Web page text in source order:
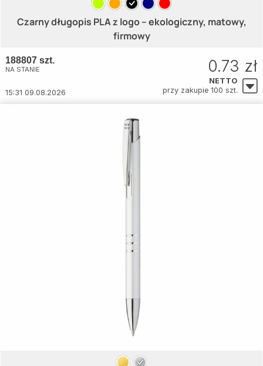
Czarny długopis PLA z logo – ekologiczny, matowy,
firmowy
188807 szt.
NA STANIE
15:31 09.08.2026
0.73 zł
NETTO
przy zakupie 100 szt.